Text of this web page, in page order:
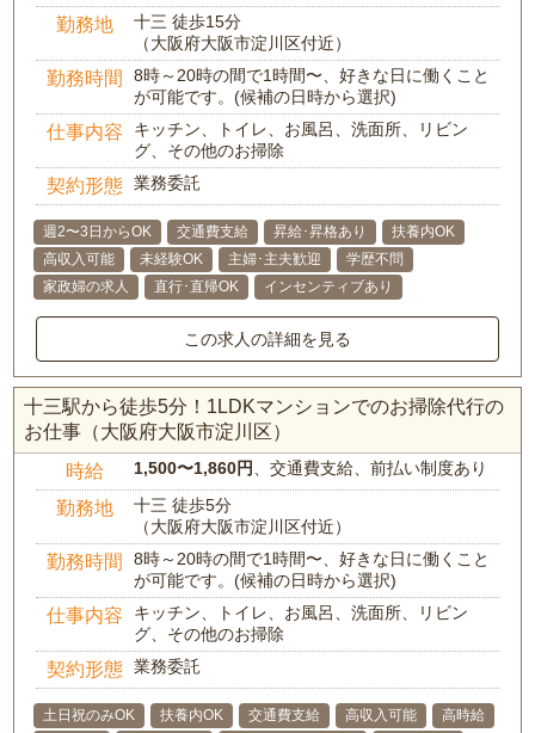
勤務地
十三 徒歩15分
（大阪府大阪市淀川区付近）
勤務時間
8時～20時の間で1時間〜、好きな日に働くこと
が可能です。(候補の日時から選択)
仕事内容
キッチン、トイレ、お風呂、洗面所、リビン
グ、その他のお掃除
契約形態 業務委託
週2〜3日からOK 交通費支給 昇給･昇格あり
扶養内OK
高収入可能
未経験OK 主婦･主夫歓迎
学歴不問
家政婦の求人
直行･直帰OK インセンティブあり
この求人の詳細を見る
十三駅から徒歩5分！1LDKマンションでのお掃除代行の
お仕事（大阪府大阪市淀川区）
時給 1,500〜1,860円、交通費支給、前払い制度あり
勤務地
十三 徒歩5分
（大阪府大阪市淀川区付近）
勤務時間
8時～20時の間で1時間〜、好きな日に働くこと
が可能です。(候補の日時から選択)
仕事内容
キッチン、トイレ、お風呂、洗面所、リビン
グ、その他のお掃除
契約形態 業務委託
土日祝のみOK 扶養内OK 交通費支給 高収入可能
高時給